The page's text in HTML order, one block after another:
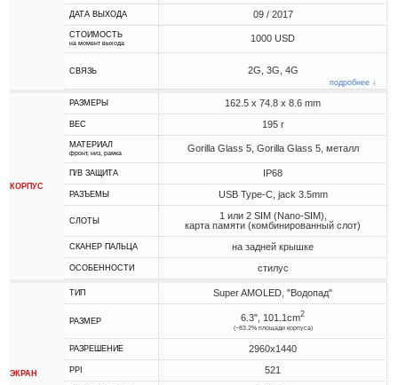
ДАТА ВЫХОДА 09 / 2017
СТОИМОСТЬ
на момент выхода 1000 USD
СВЯЗЬ 2G, 3G, 4G
подробнее ↓
КОРПУС
РАЗМЕРЫ 162.5 x 74.8 x 8.6 mm
ВЕС 195 г
МАТЕРИАЛ
фронт, низ, рамка Gorilla Glass 5, Gorilla Glass 5, металл
П/В ЗАЩИТА IP68
РАЗЪЕМЫ USB Type-C, jack 3.5mm
СЛОТЫ
1 или 2 SIM (Nano-SIM),
карта памяти (комбинированный слот)
СКАНЕР ПАЛЬЦА на задней крышке
ОСОБЕННОСТИ стилус
ЭКРАН
ТИП Super AMOLED, "Водопад"
РАЗМЕР 6.3", 101.1cm2
(~83.2% площади корпуса)
РАЗРЕШЕНИЕ 2960x1440
PPI 521